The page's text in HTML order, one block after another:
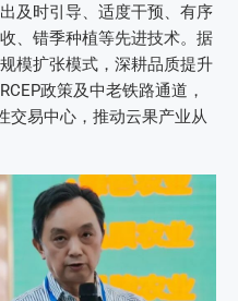
及时引导、适度干预、有序
、错季种植等先进技术。据
模扩张模式，深耕品质提升
政策及中老铁路通道，
交易中心，推动云果产业从